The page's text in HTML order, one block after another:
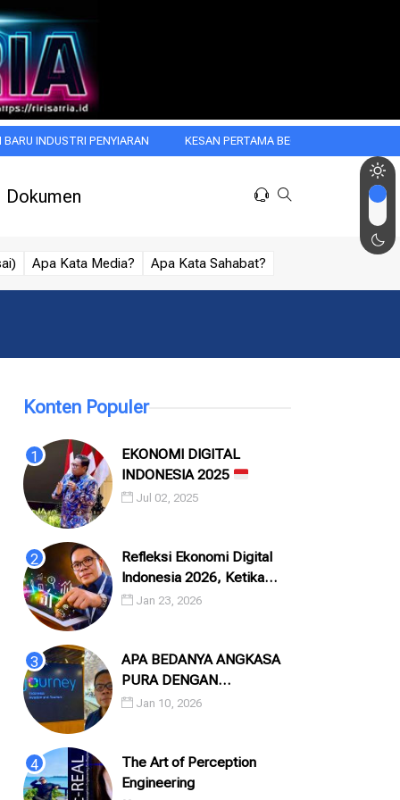
PENYIARAN KESAN PERTAMA BEGITU MENGGODA: WASPADAI
Dokumen
Apa Kata Media? Apa Kata Sahabat?
Konten Populer
EKONOMI DIGITAL
INDONESIA 2025
Jul 02, 2025
Refleksi Ekonomi Digital
Indonesia 2026, Ketika
Angka, Algoritma, dan
Jan 23, 2026
APA BEDANYA ANGKASA
PURA DENGAN
INJOURNEY?
Jan 10, 2026
The Art of Perception
Engineering